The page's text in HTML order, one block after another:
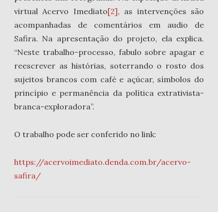
virtual Acervo Imediato[2], as intervenções são
acompanhadas de comentários em audio de
Safira. Na apresentação do projeto, ela explica.
“Neste trabalho-processo, fabulo sobre apagar e
reescrever as histórias, soterrando o rosto dos
sujeitos brancos com café e açúcar, símbolos do
princípio e permanência da política extrativista-
branca-exploradora”.
O trabalho pode ser conferido no link:
https://acervoimediato.denda.com.br/acervo-
safira/